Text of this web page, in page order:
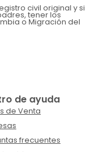
civil original y si
tener los
o Migración del
de ayuda
de Venta
frecuentes